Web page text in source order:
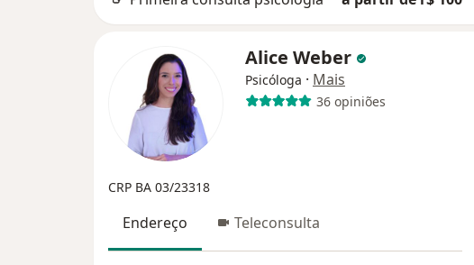
Alice Weber
Psicóloga · Mais
36 opiniões
CRP BA 03/23318
Endereço Teleconsulta